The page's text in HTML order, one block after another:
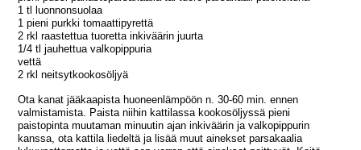
1 tl luonnonsuolaa
1 pieni purkki tomaattipyrettä
2 rkl raastettua tuoretta inkiväärin juurta
1/4 tl jauhettua valkopippuria
vettä
2 rkl neitsytkookosöljyä
Ota kanat jääkaapista huoneenlämpöön n. 30-60 min. ennen
valmistamista. Paista niihin kattilassa kookosöljyssä pieni
paistopinta muutaman minuutin ajan inkiväärin ja valkopippurin
kanssa, ota kattila liedeltä ja lisää muut ainekset parsakaalia